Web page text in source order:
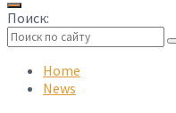
Поиск:
search
Home
News